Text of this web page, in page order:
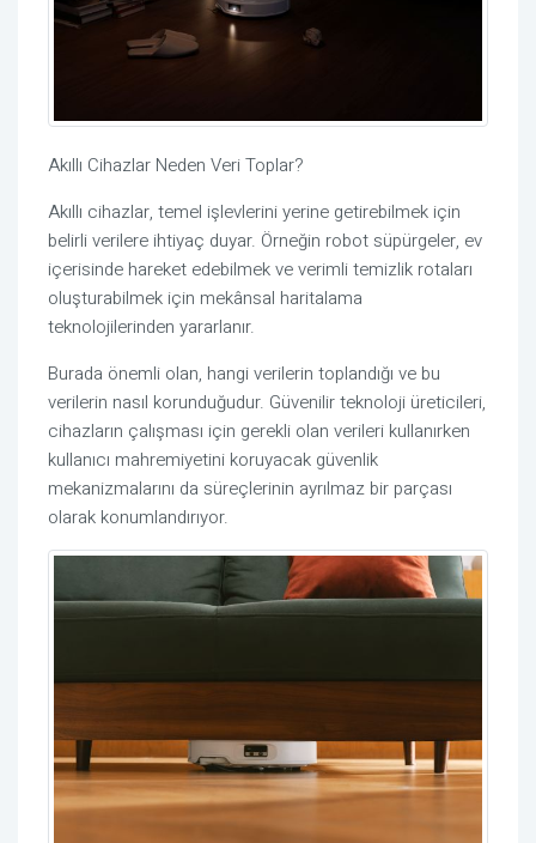
Akıllı Cihazlar Neden Veri Toplar?
Akıllı cihazlar, temel işlevlerini yerine getirebilmek için
belirli verilere ihtiyaç duyar. Örneğin robot süpürgeler, ev
içerisinde hareket edebilmek ve verimli temizlik rotaları
oluşturabilmek için mekânsal haritalama
teknolojilerinden yararlanır.
Burada önemli olan, hangi verilerin toplandığı ve bu
verilerin nasıl korunduğudur. Güvenilir teknoloji üreticileri,
cihazların çalışması için gerekli olan verileri kullanırken
kullanıcı mahremiyetini koruyacak güvenlik
mekanizmalarını da süreçlerinin ayrılmaz bir parçası
olarak konumlandırıyor.